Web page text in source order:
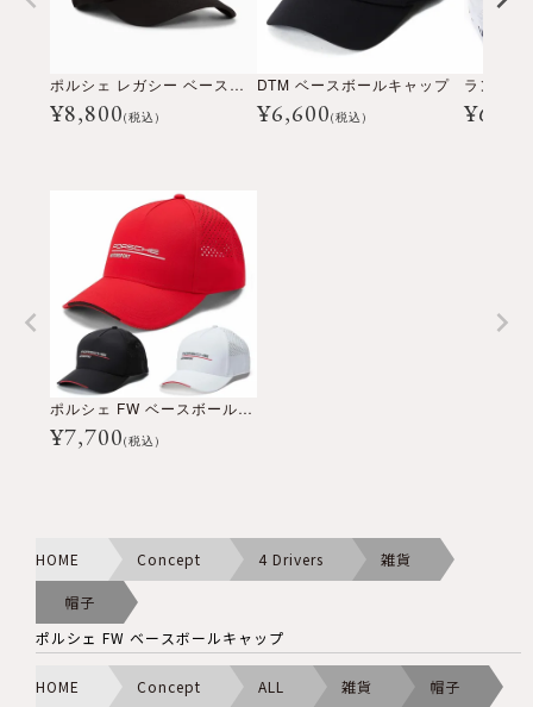
ポルシェ レガシー ベースボールキャップ
¥8,800(税込)
DTM ベースボールキャップ
¥6,600(税込) ¥
ポルシェ FW ベースボールキャップ
¥7,700(税込)
HOME Concept 4 Drivers 雑貨
帽子
ポルシェ FW ベースボールキャップ
HOME Concept ALL 雑貨
帽子